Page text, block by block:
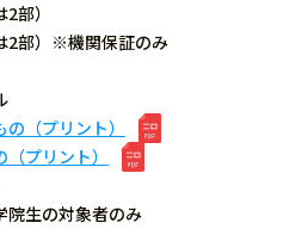
部）
2部）※機関保証のみ
（プリント）
プリント）
院生の対象者のみ